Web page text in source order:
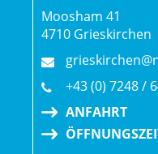
Moosham 41
4710 Grieskirchen
+43 (0) 7248 /
ANFAHRT